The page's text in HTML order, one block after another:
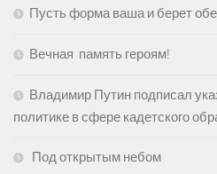
Пусть форма ваша и берет
Вечная память героям!
Владимир Путин подписал
политике в сфере кадетского
Под открытым небом